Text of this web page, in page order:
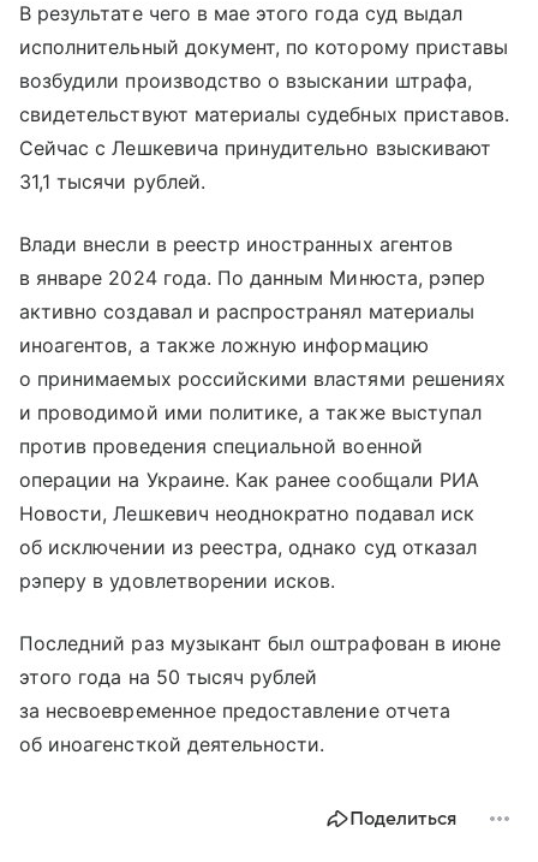
В результате чего в мае этого года суд выдал
исполнительный документ, по которому приставы
возбудили производство о взыскании штрафа,
свидетельствуют материалы судебных приставов.
Сейчас с Лешкевича принудительно взыскивают
31,1 тысячи рублей.
Влади внесли в реестр иностранных агентов
в январе 2024 года. По данным Минюста, рэпер
активно создавал и распространял материалы
иноагентов, а также ложную информацию
о принимаемых российскими властями решениях
и проводимой ими политике, а также выступал
против проведения специальной военной
операции на Украине. Как ранее сообщали РИА
Новости, Лешкевич неоднократно подавал иск
об исключении из реестра, однако суд отказал
рэперу в удовлетворении исков.
Последний раз музыкант был оштрафован в июне
этого года на 50 тысяч рублей
за несвоевременное предоставление отчета
об иноагенсткой деятельности.
Поделиться